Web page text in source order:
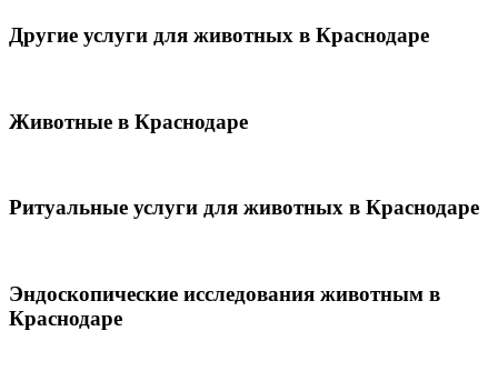
Другие услуги для животных в Краснодаре
Животные в Краснодаре
Ритуальные услуги для животных в Краснодаре
Эндоскопические исследования животным в
Краснодаре